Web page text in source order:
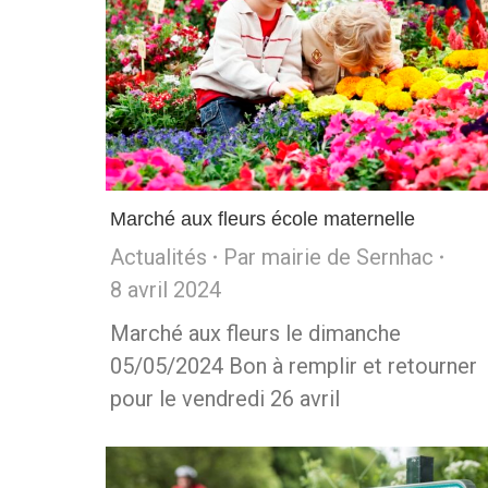
Marché aux fleurs école maternelle
Actualités Par mairie de Sernhac
8 avril 2024
Marché aux fleurs le dimanche
05/05/2024 Bon à remplir et retourner
pour le vendredi 26 avril